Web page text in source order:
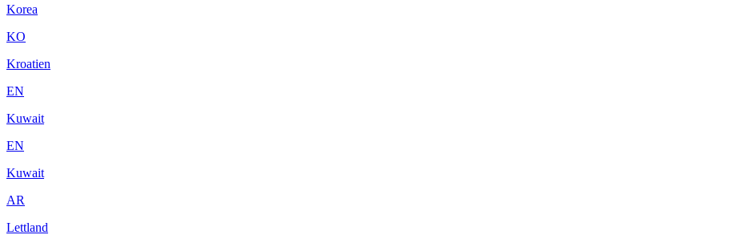
Korea
KO
Kroatien
EN
Kuwait
EN
Kuwait
AR
Lettland